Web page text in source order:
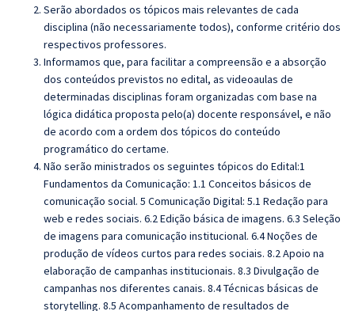
Serão abordados os tópicos mais relevantes de cada
disciplina (não necessariamente todos), conforme critério dos
respectivos professores.
Informamos que, para facilitar a compreensão e a absorção
dos conteúdos previstos no edital, as videoaulas de
determinadas disciplinas foram organizadas com base na
lógica didática proposta pelo(a) docente responsável, e não
de acordo com a ordem dos tópicos do conteúdo
programático do certame.
Não serão ministrados os seguintes tópicos do Edital:1
Fundamentos da Comunicação: 1.1 Conceitos básicos de
comunicação social. 5 Comunicação Digital: 5.1 Redação para
web e redes sociais. 6.2 Edição básica de imagens. 6.3 Seleção
de imagens para comunicação institucional. 6.4 Noções de
produção de vídeos curtos para redes sociais. 8.2 Apoio na
elaboração de campanhas institucionais. 8.3 Divulgação de
campanhas nos diferentes canais. 8.4 Técnicas básicas de
storytelling. 8.5 Acompanhamento de resultados de